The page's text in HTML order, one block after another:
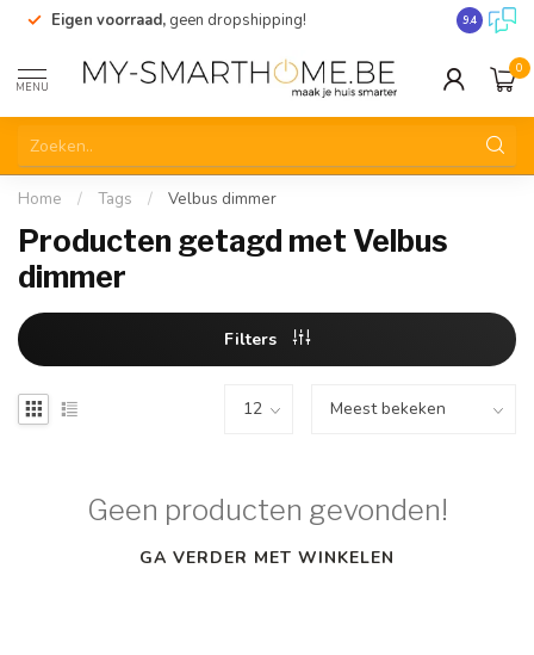
Eigen voorraad, geen dropshipping! 9.4
MENU
0
Home / Tags / Velbus dimmer
Producten getagd met Velbus
dimmer
Filters
Geen producten gevonden!
GA VERDER MET WINKELEN